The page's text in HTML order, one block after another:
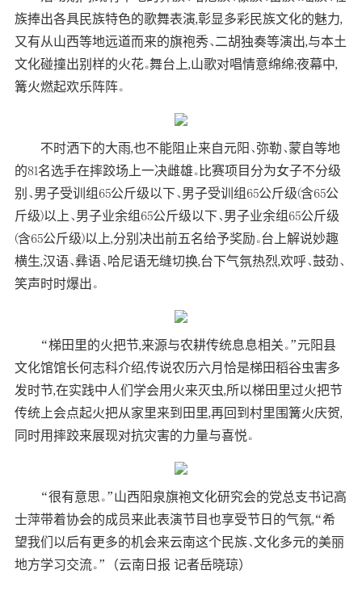
族捧出各具民族特色的歌舞表演,彰显多彩民族文化的魅力,
又有从山西等地远道而来的旗袍秀、二胡独奏等演出,与本土
文化碰撞出别样的火花。舞台上,山歌对唱情意绵绵;夜幕中,
篝火燃起欢乐阵阵。
不时洒下的大雨,也不能阻止来自元阳、弥勒、蒙自等地
的81名选手在摔跤场上一决雌雄。比赛项目分为女子不分级
别、男子受训组65公斤级以下、男子受训组65公斤级(含65公
斤级)以上、男子业余组65公斤级以下、男子业余组65公斤级
(含65公斤级)以上,分别决出前五名给予奖励。台上解说妙趣
横生,汉语、彝语、哈尼语无缝切换,台下气氛热烈,欢呼、鼓劲、
笑声时时爆出。
“梯田里的火把节,来源与农耕传统息息相关。”元阳县
文化馆馆长何志科介绍,传说农历六月恰是梯田稻谷虫害多
发时节,在实践中人们学会用火来灭虫,所以梯田里过火把节
传统上会点起火把从家里来到田里,再回到村里围篝火庆贺,
同时用摔跤来展现对抗灾害的力量与喜悦。
“很有意思。”山西阳泉旗袍文化研究会的党总支书记高
士萍带着协会的成员来此表演节目也享受节日的气氛,“希
望我们以后有更多的机会来云南这个民族、文化多元的美丽
地方学习交流。”
（云南日报 记者岳晓琼）